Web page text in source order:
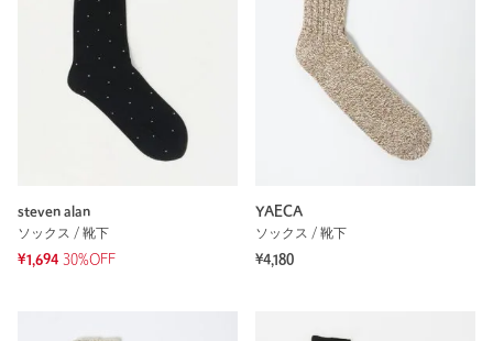
steven alan
ソックス / 靴下
¥1,694 30%OFF
YAECA
ソックス / 靴下
¥4,180